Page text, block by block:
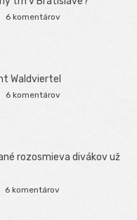
6 komentárov
Waldviertel
6 komentárov
rozosmieva divákov už
6 komentárov